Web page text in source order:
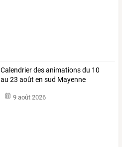
Calendrier des animations du 10
au 23 août en sud Mayenne
9 août 2026